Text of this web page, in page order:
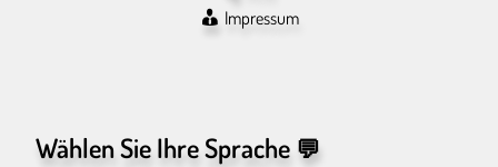
Impressum
Wählen Sie Ihre Sprache 💬